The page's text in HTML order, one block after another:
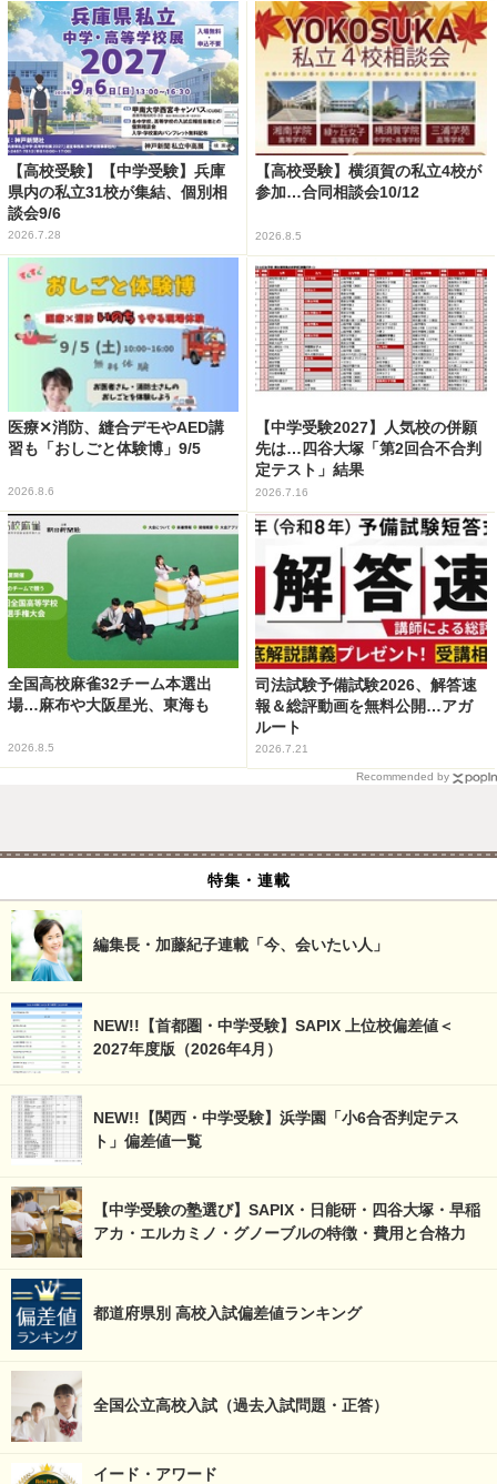
【高校受験】【中学受験】兵庫
県内の私立31校が集結、個別相
談会9/6
2026.7.28
【高校受験】横須賀の私立4校が
参加…合同相談会10/12
2026.8.5
医療✕消防、縫合デモやAED講
習も「おしごと体験博」9/5
2026.8.6
【中学受験2027】人気校の併願
先は…四谷大塚「第2回合不合判
定テスト」結果
2026.7.16
全国高校麻雀32チーム本選出
場…麻布や大阪星光、東海も
2026.8.5
司法試験予備試験2026、解答速
報＆総評動画を無料公開…アガ
ルート
2026.7.21
Recommended by
特集・連載
編集長・加藤紀子連載「今、会いたい人」
NEW!!【首都圏・中学受験】SAPIX 上位校偏差値＜
2027年度版（2026年4月）
NEW!!【関西・中学受験】浜学園「小6合否判定テス
ト」偏差値一覧
【中学受験の塾選び】SAPIX・日能研・四谷大塚・早稲
アカ・エルカミノ・グノーブルの特徴・費用と合格力
都道府県別 高校入試偏差値ランキング
全国公立高校入試（過去入試問題・正答）
イード・アワード